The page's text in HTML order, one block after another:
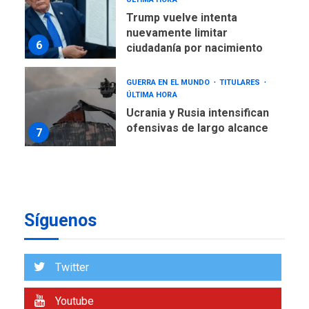
ciudadanía por nacimiento
GUERRA EN EL MUNDO
TITULARES
ÚLTIMA HORA
ofensivas de largo alcance
NACIONALES
TITULARES
ÚLTIMA HORA
2
Síguenos
Twitter
Youtube